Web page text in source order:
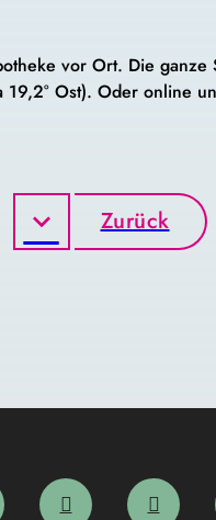
vor Ort. Die
Ost). Oder online
Zurück